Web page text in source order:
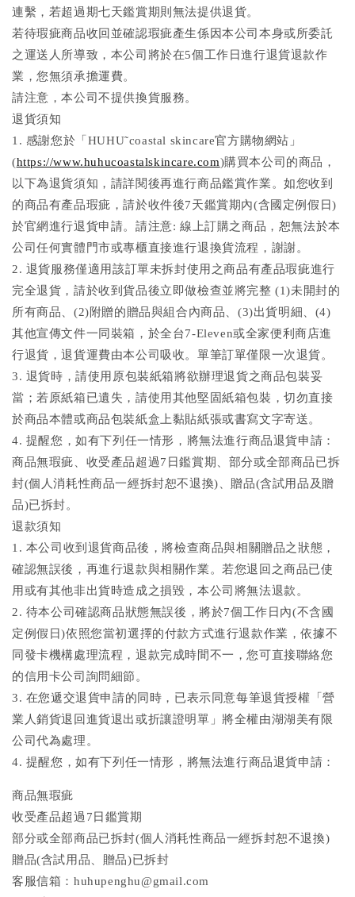
連繫，若超過期七天鑑賞期則無法提供退貨。
若待瑕疵商品收回並確認瑕疵產生係因本公司本身或所委託
之運送人所導致，本公司將於在5個工作日進行退貨退款作
業，您無須承擔運費。
請注意，本公司不提供換貨服務。
退貨須知
1. 感謝您於「HUHU˜coastal skincare官方購物網站」
(https://www.huhucoastalskincare.com)購買本公司的商品，
以下為退貨須知，請詳閱後再進行商品鑑賞作業。如您收到
的商品有產品瑕疵，請於收件後7天鑑賞期內(含國定例假日)
於官網進行退貨申請。請注意: 線上訂購之商品，恕無法於本
公司任何實體門市或專櫃直接進行退換貨流程，謝謝。
2. 退貨服務僅適用該訂單未拆封使用之商品有產品瑕疵進行
完全退貨，請於收到貨品後立即做檢查並將完整 (1)未開封的
所有商品、(2)附贈的贈品與組合內商品、(3)出貨明細、(4)
其他宣傳文件一同裝箱，於全台7-Eleven或全家便利商店進
行退貨，退貨運費由本公司吸收。單筆訂單僅限一次退貨。
3. 退貨時，請使用原包裝紙箱將欲辦理退貨之商品包裝妥
當；若原紙箱已遺失，請使用其他堅固紙箱包裝，切勿直接
於商品本體或商品包裝紙盒上黏貼紙張或書寫文字寄送。
4. 提醒您，如有下列任一情形，將無法進行商品退貨申請：
商品無瑕疵、收受產品超過7日鑑賞期、部分或全部商品已拆
封(個人消耗性商品一經拆封恕不退換)、贈品(含試用品及贈
品)已拆封。
退款須知
1. 本公司收到退貨商品後，將檢查商品與相關贈品之狀態，
確認無誤後，再進行退款與相關作業。若您退回之商品已使
用或有其他非出貨時造成之損毀，本公司將無法退款。
2. 待本公司確認商品狀態無誤後，將於7個工作日內(不含國
定例假日)依照您當初選擇的付款方式進行退款作業，依據不
同發卡機構處理流程，退款完成時間不一，您可直接聯絡您
的信用卡公司詢問細節。
3. 在您遞交退貨申請的同時，已表示同意每筆退貨授權「營
業人銷貨退回進貨退出或折讓證明單」將全權由湖湖美有限
公司代為處理。
4. 提醒您，如有下列任一情形，將無法進行商品退貨申請：
商品無瑕疵
收受產品超過7日鑑賞期
部分或全部商品已拆封(個人消耗性商品一經拆封恕不退換)
贈品(含試用品、贈品)已拆封
客服信箱：huhupenghu@gmail.com